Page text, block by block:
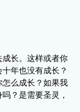
长。这样或者你
年也没有成长？
么成长？如果我
？是需要圣灵，